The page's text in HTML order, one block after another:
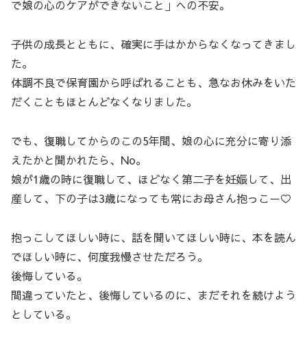
で娘の心のケアができないこと」への不安。
子供の成長とともに、確実に手はかからなくなってきまし
た。
体調不良で保育園から呼ばれることも、急なお休みをいた
だくこともほとんどなくなりました。
でも、復職してからのこの5年間、娘の心に充分に寄り添
えたかと聞かれたら、No。
娘が1歳の時に復職して、ほどなく第二子を妊娠して、出
産して、下の子は3歳になっても常にお母さん抱っこー♡
抱っこしてほしい時に、話を聞いてほしい時に、本を読ん
でほしい時に、何度我慢させただろう。
後悔している。
間違っていたと、後悔しているのに、まだそれを続けよう
としている。